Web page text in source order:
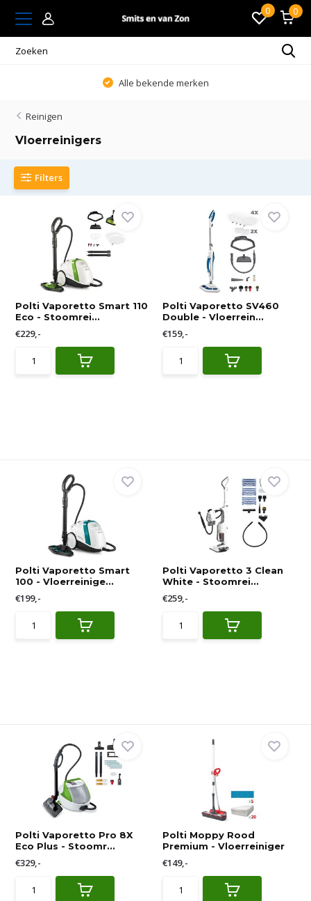
0 0
Alle bekende merken
Reinigen
Vloerreinigers
Filters
Polti Vaporetto Smart 110
Eco - Stoomrei...
€229,-
Polti Vaporetto SV460
Double - Vloerrein...
€159,-
Polti Vaporetto Smart
100 - Vloerreinige...
€199,-
Polti Vaporetto 3 Clean
White - Stoomrei...
€259,-
Polti Vaporetto Pro 8X
Eco Plus - Stoomr...
€329,-
Polti Moppy Rood
Premium - Vloerreiniger
€149,-